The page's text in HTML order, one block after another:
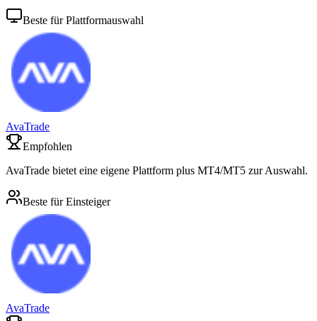
Beste für Plattformauswahl
AvaTrade
Empfohlen
AvaTrade bietet eine eigene Plattform plus MT4/MT5 zur Auswahl.
Beste für Einsteiger
AvaTrade